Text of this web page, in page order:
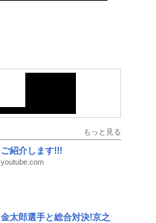
もっと見る
ご紹介します!!!
youtube.com
金太郎選手と総合対決!京之